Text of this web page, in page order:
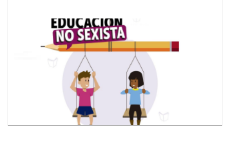
30•JUN•2020
El Distrito busca alcanzar democrática, libre de
estereotipos, que no refuerce la discriminación